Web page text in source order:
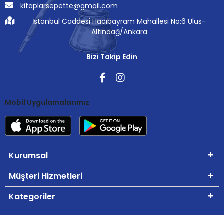
kitaplarsepette@gmail.com
İstanbul Caddesi Hacıbayram Mahallesi No:6 Ulus-
Altındağ/Ankara
Bizi Takip Edin
Mobil Uygulamalarımız
Kurumsal
Müşteri Hizmetleri
Kategoriler